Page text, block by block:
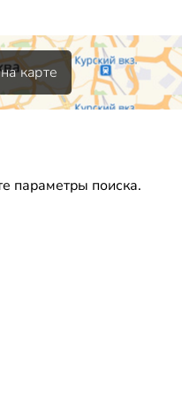
карте
параметры поиска.